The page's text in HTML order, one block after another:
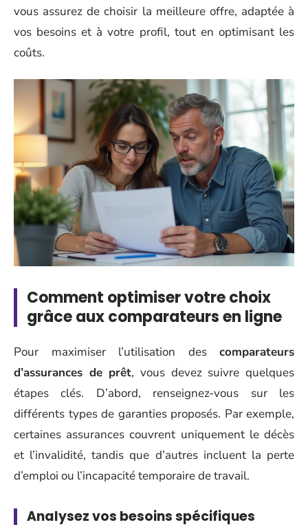
vous assurez de choisir la meilleure offre, adaptée à
vos besoins et à votre profil, tout en optimisant les
coûts.
Comment optimiser votre choix
grâce aux comparateurs en ligne
Pour maximiser l’utilisation des comparateurs
d’assurances de prêt, vous devez suivre quelques
étapes clés. D’abord, renseignez-vous sur les
différents types de garanties proposés. Par exemple,
certaines assurances couvrent uniquement le décès
et l’invalidité, tandis que d’autres incluent la perte
d’emploi ou l’incapacité temporaire de travail.
Analysez vos besoins spécifiques